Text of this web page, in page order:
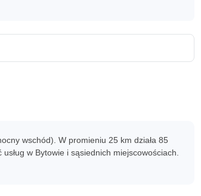
wschód). W promieniu 25 km działa 85
w Bytowie i sąsiednich miejscowościach.